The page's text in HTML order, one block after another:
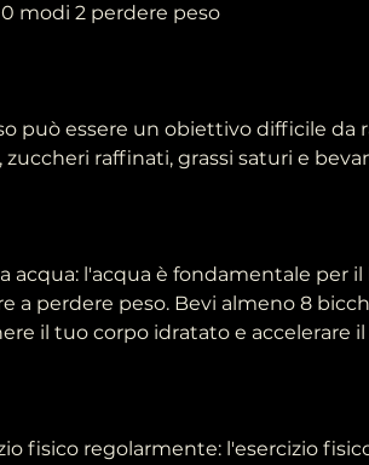
modi 2 perdere peso
può essere un obiettivo difficile da
raffinati, grassi saturi e
acqua: l'acqua è fondamentale per
a perdere peso. Bevi almeno 8
il tuo corpo idratato e accelerare
fisico regolarmente: l'esercizio